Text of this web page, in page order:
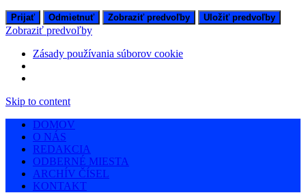
Prijať Odmietnuť Zobraziť predvoľby Uložiť predvoľby
Zobraziť predvoľby
Zásady používania súborov cookie
Skip to content
DOMOV
O NÁS
REDAKCIA
ODBERNÉ MIESTA
ARCHÍV ČÍSEL
KONTAKT